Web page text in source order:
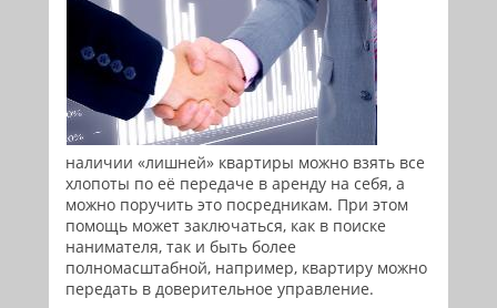
наличии «лишней» квартиры можно взять все
хлопоты по её передаче в аренду на себя, а
можно поручить это посредникам. При этом
помощь может заключаться, как в поиске
нанимателя, так и быть более
полномасштабной, например, квартиру можно
передать в доверительное управление.